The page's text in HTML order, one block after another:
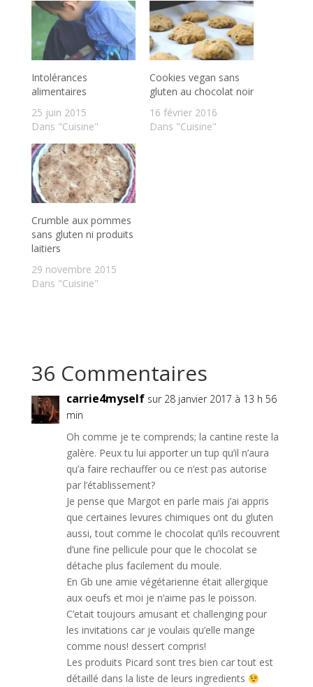
Intolérances
alimentaires
25 juin 2015
Dans "Cuisine"
Cookies vegan sans
gluten au chocolat noir
16 février 2016
Dans "Cuisine"
Crumble aux pommes
sans gluten ni produits
laitiers
29 novembre 2015
Dans "Cuisine"
36 Commentaires
carrie4myself sur 28 janvier 2017 à 13 h 56
min
Oh comme je te comprends; la cantine reste la
galère. Peux tu lui apporter un tup qu’il n’aura
qu’a faire rechauffer ou ce n’est pas autorise
par l’établissement?
Je pense que Margot en parle mais j’ai appris
que certaines levures chimiques ont du gluten
aussi, tout comme le chocolat qu’ils recouvrent
d’une fine pellicule pour que le chocolat se
détache plus facilement du moule.
En Gb une amie végétarienne était allergique
aux oeufs et moi je n’aime pas le poisson.
C’etait toujours amusant et challenging pour
les invitations car je voulais qu’elle mange
comme nous! dessert compris!
Les produits Picard sont tres bien car tout est
détaillé dans la liste de leurs ingredients